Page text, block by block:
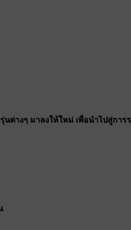
ต่างๆ มาลงให้ใหม่ เพื่อนำไปสู่การ